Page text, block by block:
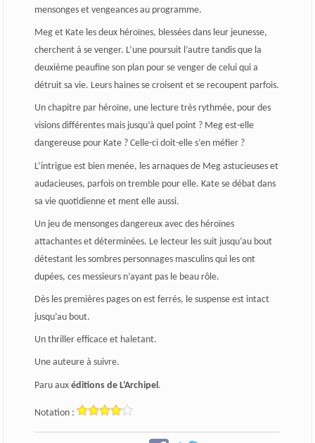
mensonges et vengeances au programme.
Meg et Kate les deux héroïnes, blessées dans leur jeunesse,
cherchent à se venger. L’une poursuit l’autre tandis que la
deuxième peaufine son plan pour se venger de celui qui a
détruit sa vie. Leurs haines se croisent et se recoupent parfois.
Un chapitre par héroïne, une lecture très rythmée, pour des
visions différentes mais jusqu’à quel point ? Meg est-elle
dangereuse pour Kate ? Celle-ci doit-elle s’en méfier ?
L’intrigue est bien menée, les arnaques de Meg astucieuses et
audacieuses, parfois on tremble pour elle. Kate se débat dans
sa vie quotidienne et ment elle aussi.
Un jeu de mensonges dangereux avec des héroïnes
attachantes et déterminées. Le lecteur les suit jusqu’au bout
détestant les sombres personnages masculins qui les ont
dupées, ces messieurs n’ayant pas le beau rôle.
Dès les premières pages on est ferrés, le suspense est intact
jusqu’au bout.
Un thriller efficace et haletant.
Une auteure à suivre.
Paru aux éditions de L’Archipel .
Notation :